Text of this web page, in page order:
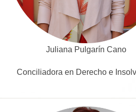
Juliana Pulgarín Cano
Conciliadora en Derecho e